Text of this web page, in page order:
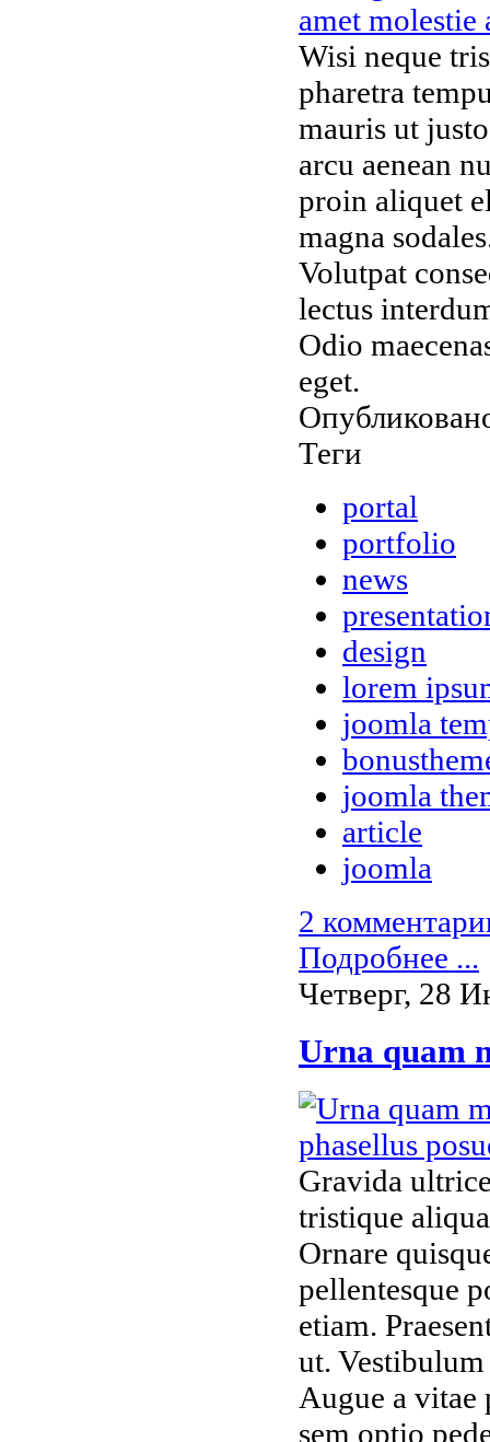
Wisi neque
pharetra
mauris ut
arcu aenean
proin aliquet
magna
Volutpat
lectus
Odio
eget.
Теги
portal
portfolio
news
design
lorem
joomla
joomla
article
joomla
2
Подробнее ...
Четверг, 28
Urna quam
Gravida
tristique
Ornare
pellentesque
etiam.
ut. Vestibulum
Augue a vitae
sem optio